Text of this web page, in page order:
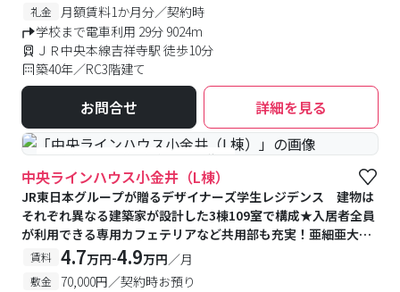
礼金
月額賃料1か月分／契約時
学校まで電車利用 29分 9024m
ＪＲ中央本線吉祥寺駅 徒歩10分
築40年／RC3階建て
お問合せ 詳細を見る
#食事付き #予約受付中 #空室待ち
中央ラインハウス小金井（L棟）
JR東日本グループが贈るデザイナーズ学生レジデンス 建物は
それぞれ異なる建築家が設計した3棟109室で構成★入居者全員
が利用できる専用カフェテリアなど共用部も充実！亜細亜大学
提携寮
賃料 4.7万円-4.9万円／月
敷金 70,000円／契約時お預り